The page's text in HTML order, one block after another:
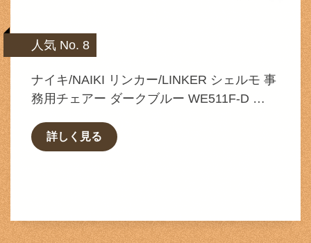
人気 No. 8
ナイキ/NAIKI リンカー/LINKER シェルモ 事
務用チェアー ダークブルー WE511F-D …
詳しく見る